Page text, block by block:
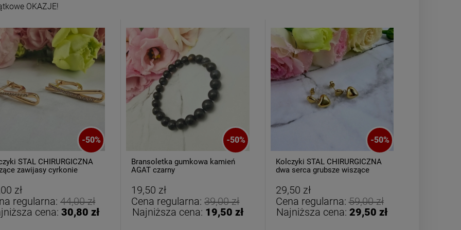
srebrna STAL
DO KOSZYKA
Bransoletka srebrna STAL
CHIRURGICZNA
modułowa czarne
koniczyny kryształki
79,00 zł
DO KOSZYKA
Bransoletka srebrna STAL
CHIRURGICZNA jodełka
cyrkonie
DO KOSZYKA
OKAZJE!
-50%
STAL CHIRURGICZNA
zawijasy cyrkonie
zł
regularna:44,00 zł
cena: 30,80 zł
-50%
Bransoletka gumkowa kamień
AGAT czarny
19,50 zł
Cena regularna:39,00 zł
Najniższa cena: 19,50 zł
-50%
Kolczyki STAL CHIRURGICZNA
dwa serca grubsze wiszące
29,50 zł
Cena regularna:59,00 zł
Najniższa cena:29,50 zł